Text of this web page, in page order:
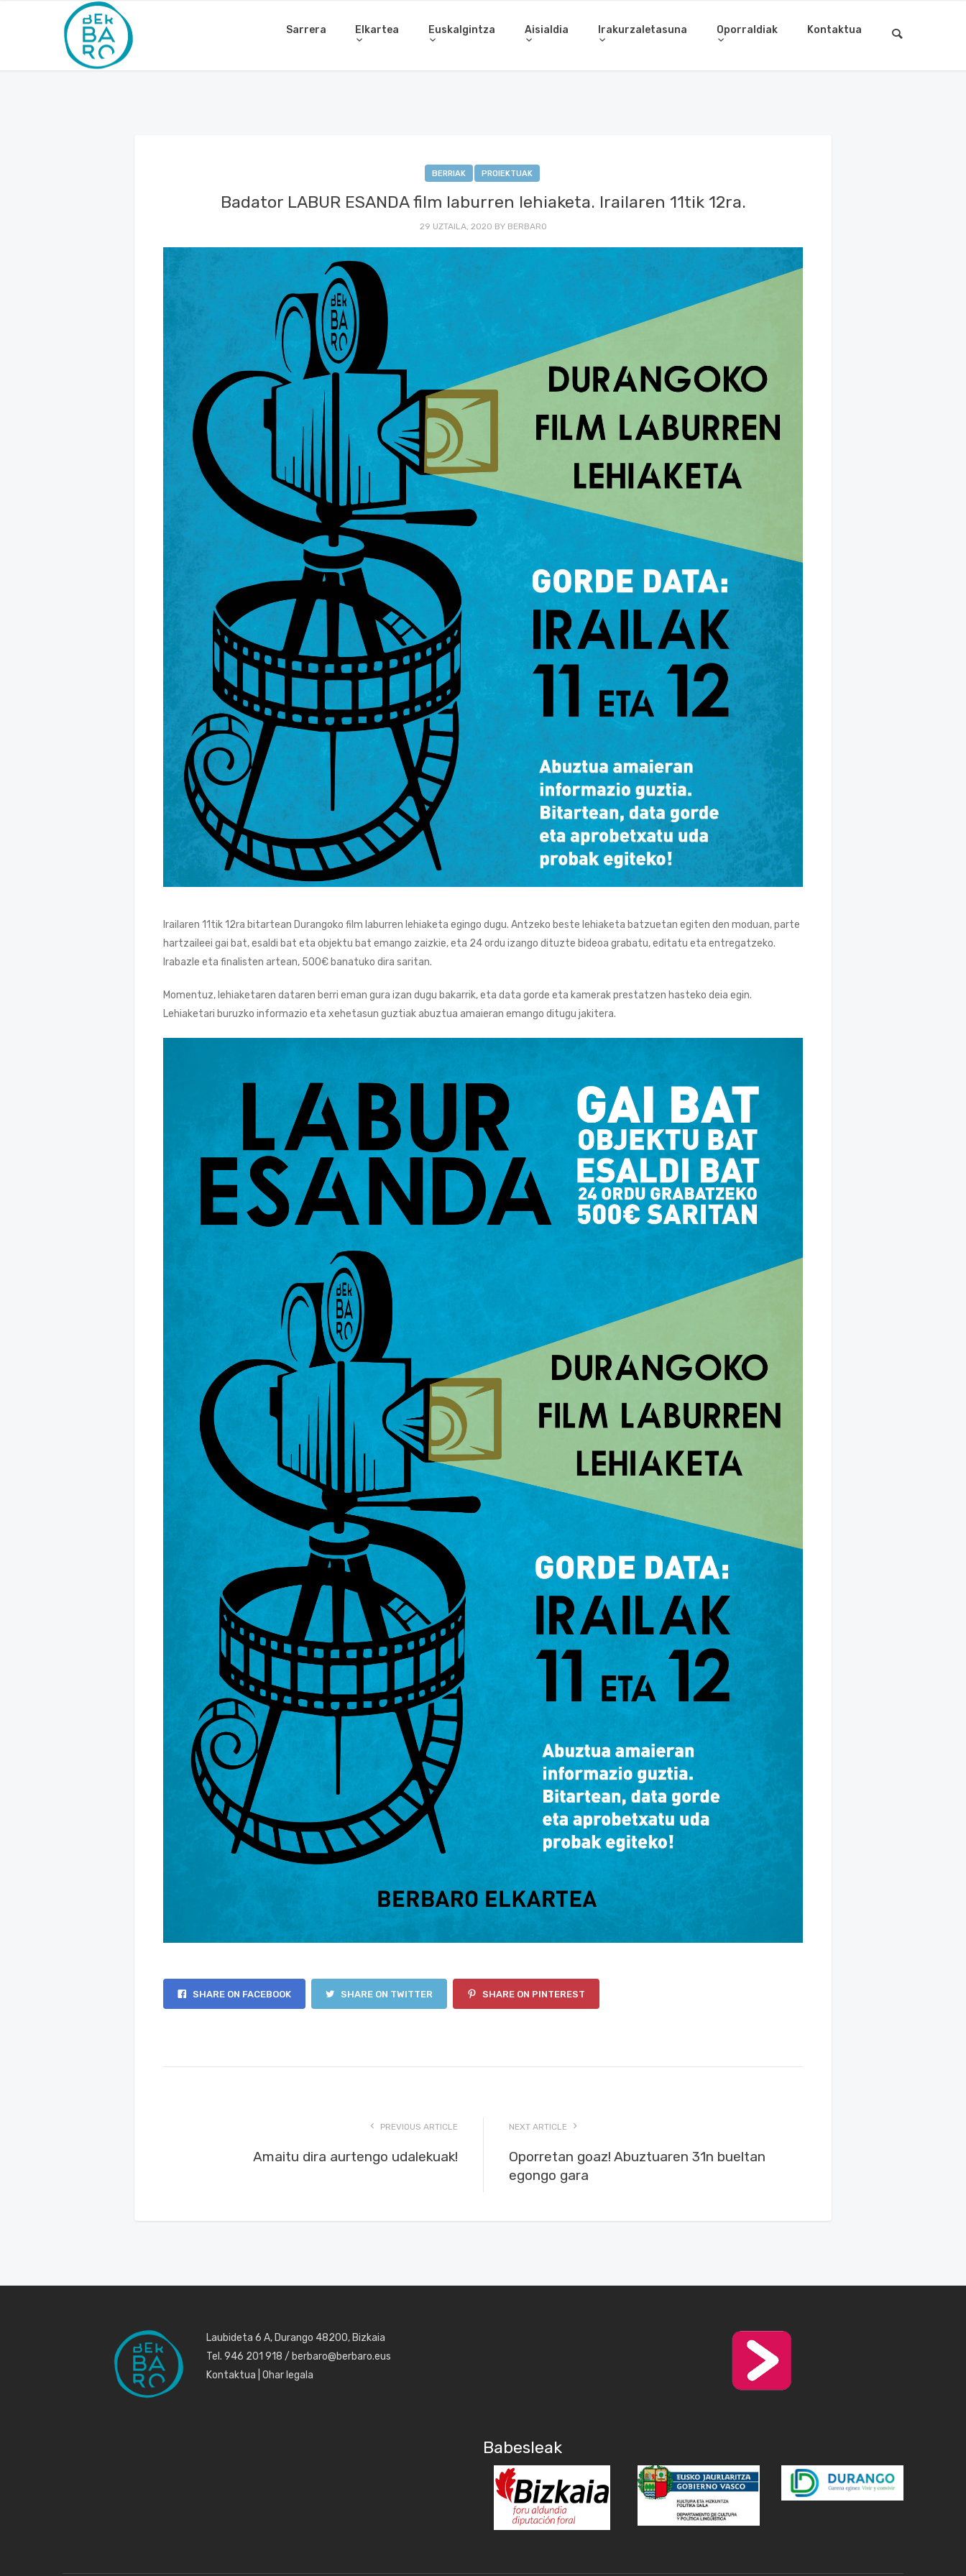
Sarrera Elkartea Euskalgintza Aisialdia Irakurzaletasuna Oporraldiak Kontaktua
BERRIAK PROIEKTUAK
Badator LABUR ESANDA film laburren lehiaketa. Irailaren 11tik 12ra.
29 UZTAILA, 2020 BY BERBARO
Irailaren 11tik 12ra bitartean Durangoko film laburren lehiaketa egingo dugu. Antzeko beste lehiaketa batzuetan egiten den moduan, parte
hartzaileei gai bat, esaldi bat eta objektu bat emango zaizkie, eta 24 ordu izango dituzte bideoa grabatu, editatu eta entregatzeko.
Irabazle eta finalisten artean, 500€ banatuko dira saritan.
Momentuz, lehiaketaren dataren berri eman gura izan dugu bakarrik, eta data gorde eta kamerak prestatzen hasteko deia egin.
Lehiaketari buruzko informazio eta xehetasun guztiak abuztua amaieran emango ditugu jakitera.
SHARE ON FACEBOOK SHARE ON TWITTER SHARE ON PINTEREST
PREVIOUS ARTICLE
Amaitu dira aurtengo udalekuak!
NEXT ARTICLE
Oporretan goaz! Abuztuaren 31n bueltan
egongo gara
Laubideta 6 A, Durango 48200, Bizkaia
Tel. 946 201 918 / berbaro@berbaro.eus
Kontaktua Ohar legala
Babesleak